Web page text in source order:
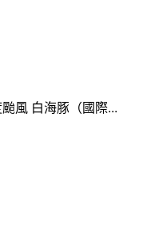
風 白海豚（國際...